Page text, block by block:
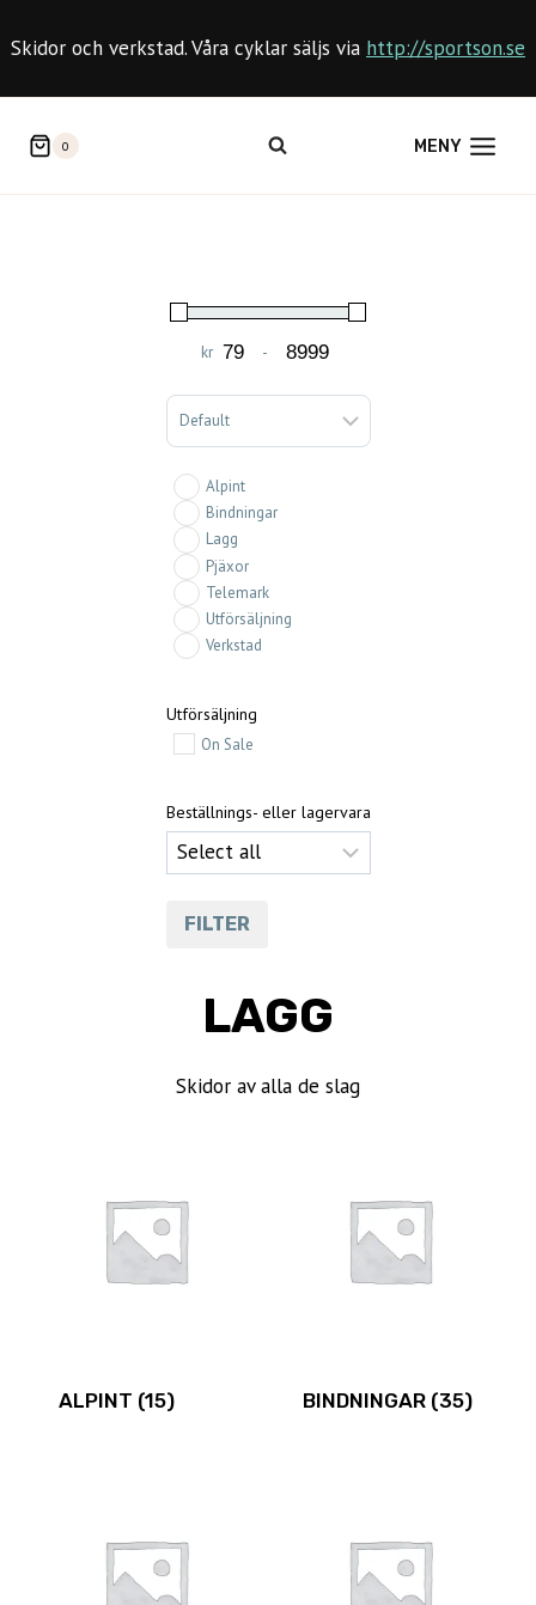
toSkidor och verkstad. Våra cyklar säljs via http://sportson.se
0 MENY
LAGG
Skidor av alla de slag
ALPINT (15) BINDNINGAR (35)
kr -
Sort Products
Alpint
Bindningar
Lagg
Pjäxor
Telemark
Utförsäljning
Verkstad
Utförsäljning
On Sale
Beställnings- eller lagervara
FILTER